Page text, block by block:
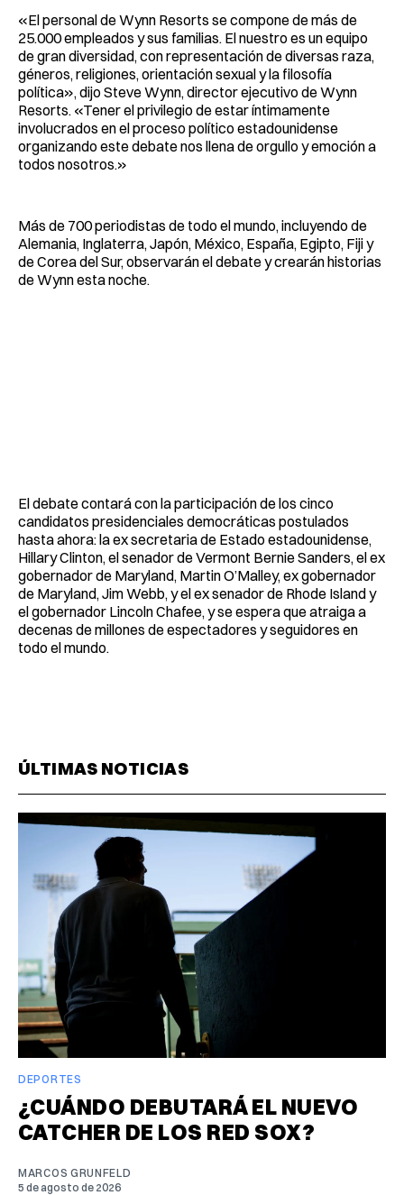
«El personal de Wynn Resorts se compone de más de
25.000 empleados y sus familias. El nuestro es un equipo
de gran diversidad, con representación de diversas raza,
géneros, religiones, orientación sexual y la filosofía
política», dijo Steve Wynn, director ejecutivo de Wynn
Resorts. «Tener el privilegio de estar íntimamente
involucrados en el proceso político estadounidense
organizando este debate nos llena de orgullo y emoción a
todos nosotros.»
Más de 700 periodistas de todo el mundo, incluyendo de
Alemania, Inglaterra, Japón, México, España, Egipto, Fiji y
de Corea del Sur, observarán el debate y crearán historias
de Wynn esta noche.
El debate contará con la participación de los cinco
candidatos presidenciales democráticas postulados
hasta ahora: la ex secretaria de Estado estadounidense,
Hillary Clinton, el senador de Vermont Bernie Sanders, el ex
gobernador de Maryland, Martin O’Malley, ex gobernador
de Maryland, Jim Webb, y el ex senador de Rhode Island y
el gobernador Lincoln Chafee, y se espera que atraiga a
decenas de millones de espectadores y seguidores en
todo el mundo.
ÚLTIMAS NOTICIAS
DEPORTES
¿CUÁNDO DEBUTARÁ EL NUEVO
CATCHER DE LOS RED SOX?
MARCOS GRUNFELD
5 de agosto de 2026